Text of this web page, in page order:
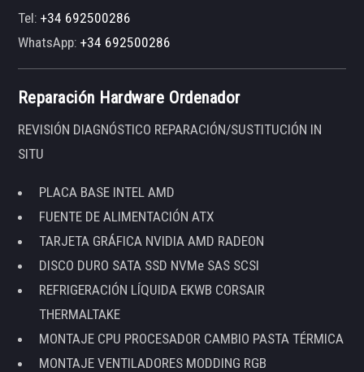
Tel:+34 692500286
WhatsApp:+34 692500286
Reparación Hardware Ordenador
REVISIÓN DIAGNÓSTICO REPARACIÓN/SUSTITUCIÓN IN
SITU
PLACA BASE INTEL AMD
FUENTE DE ALIMENTACIÓN ATX
TARJETA GRÁFICA NVIDIA AMD RADEON
DISCO DURO SATA SSD NVMe SAS SCSI
REFRIGERACIÓN LÍQUIDA EKWB CORSAIR
THERMALTAKE
MONTAJE CPU PROCESADOR CAMBIO PASTA TÉRMICA
MONTAJE VENTILADORES MODDING RGB